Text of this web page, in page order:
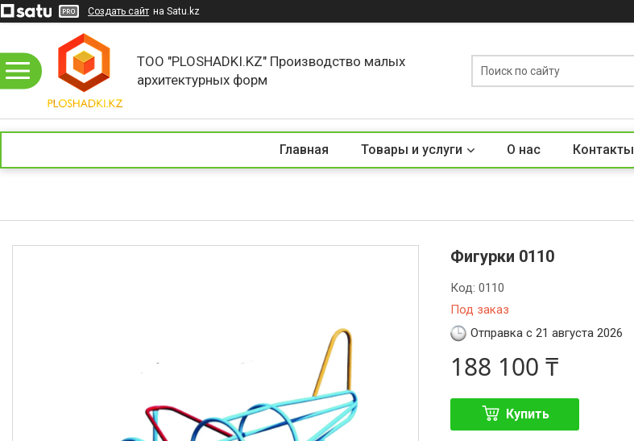
Создать сайт на Satu.kz
ТОО "PLOSHADKI.KZ" Производство малых
архитектурных форм
Главная Товары и услуги О нас Контакты
Фигурки 0110
Под заказ
Код:0110
Отправка с 21 августа 2026
188 100 ₸
Купить